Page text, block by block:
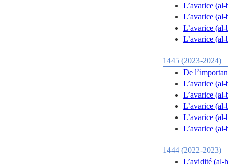
L’avarice
L’avarice
L’avarice
L’avarice
1445 (2023-2024)
De
L’avarice
L’avarice
L’avarice
L’avarice
L’avarice
1444 (2022-2023)